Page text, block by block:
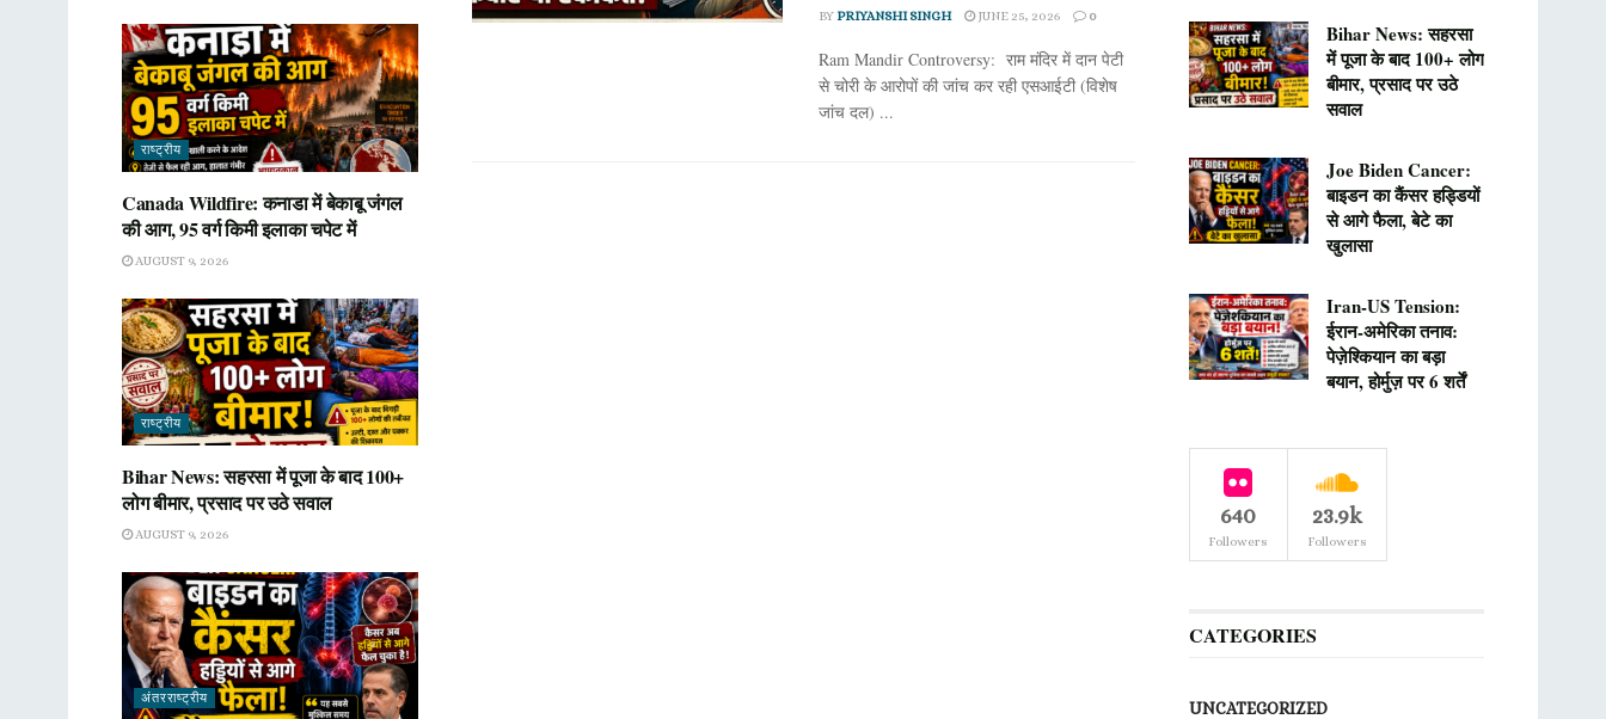
BY PRIYANSHI SINGH JUNE 25, 2026 0
Ram Mandir Controversy: राम मंदिर में दान पेटी
से चोरी के आरोपों की जांच कर रही एसआईटी (विशेष
जांच दल) ...
राष्ट्रीय
Canada Wildfire: कनाडा में बेकाबू जंगल
की आग, 95 वर्ग किमी इलाका चपेट में
AUGUST 9, 2026
राष्ट्रीय
Bihar News: सहरसा में पूजा के बाद 100+
लोग बीमार, प्रसाद पर उठे सवाल
AUGUST 9, 2026
अंतरराष्ट्रीय
Bihar News: सहरसा
में पूजा के बाद 100+ लोग
बीमार, प्रसाद पर उठे
सवाल
Joe Biden Cancer:
बाइडन का कैंसर हड्डियों
से आगे फैला, बेटे का
खुलासा
Iran-US Tension:
ईरान-अमेरिका तनाव:
पेज़ेश्कियान का बड़ा
बयान, होर्मुज़ पर 6 शर्तें
640
Followers
23.9k
Followers
CATEGORIES
UNCATEGORIZED